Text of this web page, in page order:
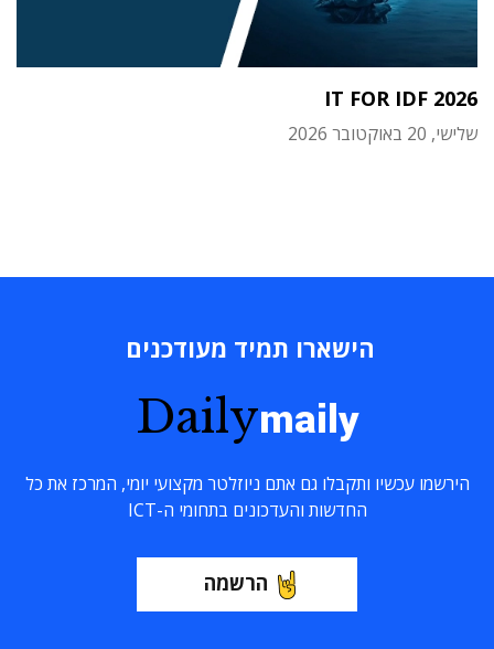
IT FOR IDF 2026
שלישי, 20 באוקטובר 2026
הישארו תמיד מעודכנים
Dailymaily
הירשמו עכשיו ותקבלו גם אתם ניוזלטר מקצועי יומי, המרכז את כל
החדשות והעדכונים בתחומי ה-ICT
הרשמה